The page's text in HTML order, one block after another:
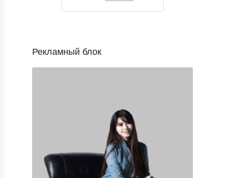
Рекламный блок